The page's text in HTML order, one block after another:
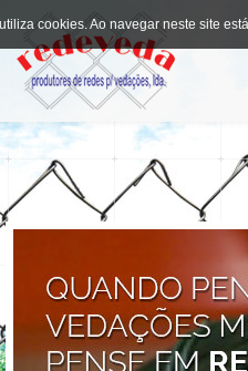
cookies. Ao navegar neste site